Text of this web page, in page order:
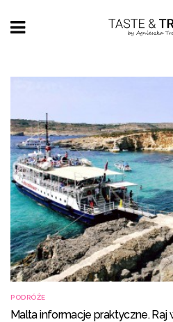
PODRÓŻE
Malta informacje praktyczne. Raj